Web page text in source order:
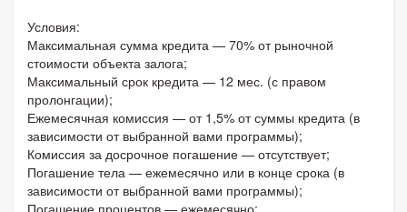
Условия:
Максимальная сумма кредита — 70% от рыночной
стоимости объекта залога;
Максимальный срок кредита — 12 мес. (с правом
пролонгации);
Ежемесячная комиссия — от 1,5% от суммы кредита (в
зависимости от выбранной вами программы);
Комиссия за досрочное погашение — отсутствует;
Погашение тела — ежемесячно или в конце срока (в
зависимости от выбранной вами программы);
Погашение процентов — ежемесячно;